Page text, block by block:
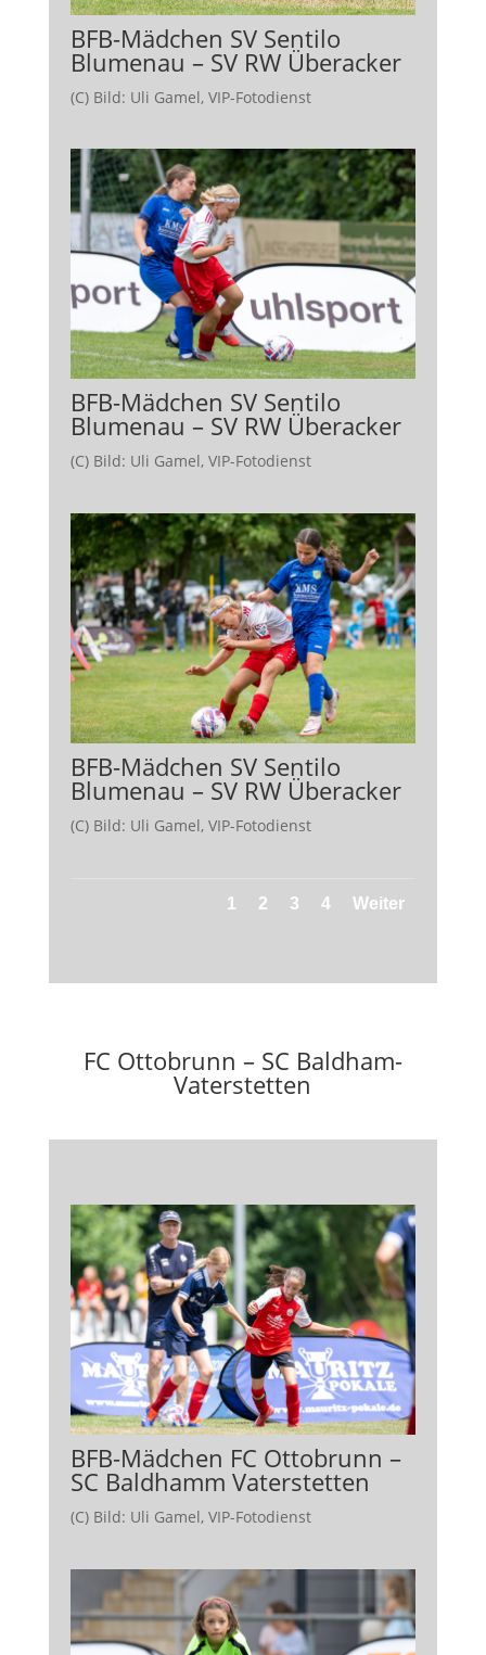
BFB-Mädchen SV Sentilo
Blumenau – SV RW Überacker
(C) Bild: Uli Gamel, VIP-Fotodienst
BFB-Mädchen SV Sentilo
Blumenau – SV RW Überacker
(C) Bild: Uli Gamel, VIP-Fotodienst
BFB-Mädchen SV Sentilo
Blumenau – SV RW Überacker
(C) Bild: Uli Gamel, VIP-Fotodienst
1 2 3 4 Weiter
FC Ottobrunn – SC Baldham-
Vaterstetten
BFB-Mädchen FC Ottobrunn –
SC Baldhamm Vaterstetten
(C) Bild: Uli Gamel, VIP-Fotodienst